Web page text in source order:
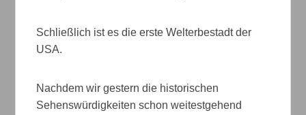
Schließlich ist es die erste Welterbestadt der
USA.
Nachdem wir gestern die historischen
Sehenswürdigkeiten schon weitestgehend